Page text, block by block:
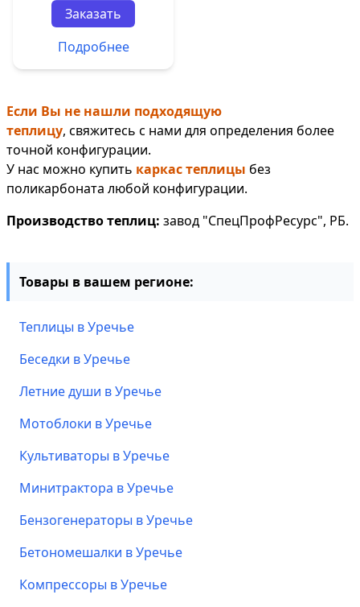
Заказать
Подробнее
Если Вы не нашли подходящую
теплицу, свяжитесь с нами для определения более
точной конфигурации.
У нас можно купить каркас теплицы без
поликарбоната любой конфигурации.
Производство теплиц: завод "СпецПрофРесурс", РБ.
Товары в вашем регионе:
Теплицы в Уречье
Беседки в Уречье
Летние души в Уречье
Мотоблоки в Уречье
Культиваторы в Уречье
Минитрактора в Уречье
Бензогенераторы в Уречье
Бетономешалки в Уречье
Компрессоры в Уречье